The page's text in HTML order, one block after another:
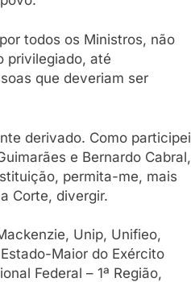
todos os Ministros, não
privilegiado, até
que deveriam ser
derivado. Como participei
e Bernardo Cabral,
permita-me, mais
Corte, divergir.
Unip, Unifieo,
Maior do Exército
Federal – 1ª Região,